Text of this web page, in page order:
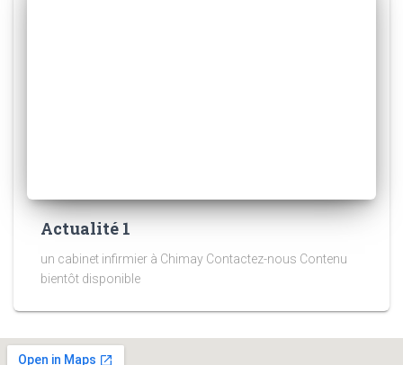
Actualité 1
un cabinet infirmier à Chimay Contactez-nous Contenu
bientôt disponible